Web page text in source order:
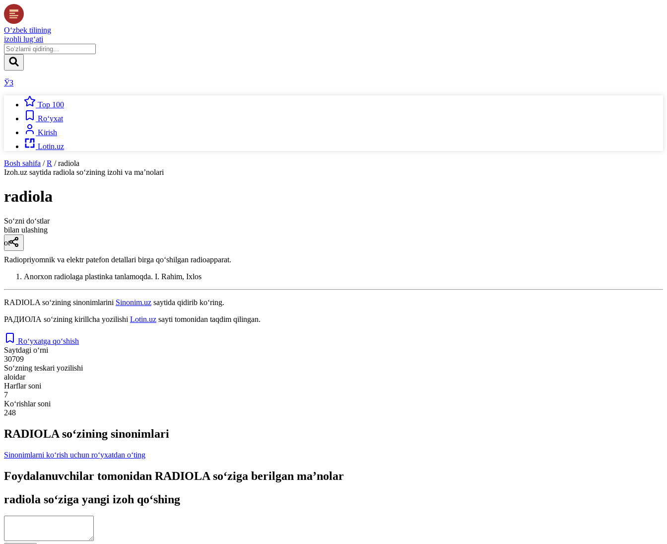
O‘zbek tilining
izohli lug‘ati
ЎЗ
Top 100
Ro‘yxat
Kirish
Lotin.uz
Bosh sahifa / R / radiola
Izoh.uz saytida radiola so‘zining izohi va ma’nolari
radiola
So‘zni do‘stlar
bilan ulashing
ot
Radiopriyomnik va elektr patefon detallari birga qoʻshilgan radioapparat.
Anorxon radiolaga plastinka tanlamoqda. I. Rahim, Ixlos
RADIOLA so‘zining sinonimlarini Sinonim.uz saytida qidirib ko‘ring.
РАДИОЛА so‘zining kirillcha yozilishi Lotin.uz sayti tomonidan taqdim qilingan.
Ro‘yxatga qo‘shish
Saytdagi o‘rni
30709
So‘zning teskari yozilishi
aloidar
Harflar soni
7
Ko‘rishlar soni
248
RADIOLA so‘zining sinonimlari
Sinonimlarni ko‘rish uchun ro‘yxatdan o‘ting
Foydalanuvchilar tomonidan RADIOLA so‘ziga berilgan ma’nolar
radiola so‘ziga yangi izoh qo‘shing